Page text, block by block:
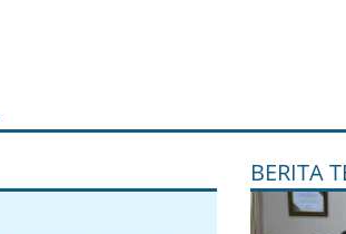
BERITA